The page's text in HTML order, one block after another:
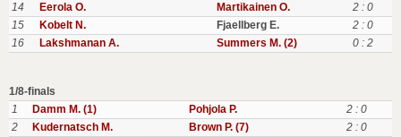
14 Eerola O. Martikainen O.
2 : 0
15
Kobelt N. Fjaellberg E.
2 : 0
16
Lakshmanan A. Summers M. (2) 0 : 2
1/8-finals
1
Damm M. (1) Pohjola P.
2 : 0
2
Kudernatsch M. Brown P. (7)
2 : 0